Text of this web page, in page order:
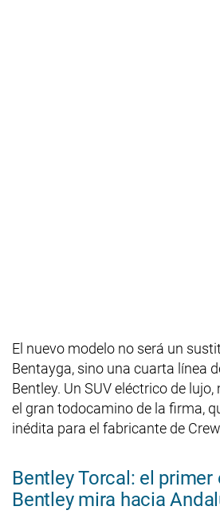
El nuevo modelo no será un
Bentayga, sino una cuarta línea
Bentley. Un SUV eléctrico de
el gran todocamino de la firma,
inédita para el fabricante de
Bentley Torcal: el
Bentley mira hacia